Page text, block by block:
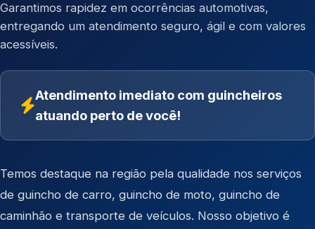
Garantimos rapidez em ocorrências automotivas,
entregando um atendimento seguro, ágil e com valores
acessíveis.
Atendimento imediato com guincheiros
atuando perto de você!
Temos destaque na região pela qualidade nos serviços
de guincho de carro, guincho de moto, guincho de
caminhão e transporte de veículos. Nosso objetivo é